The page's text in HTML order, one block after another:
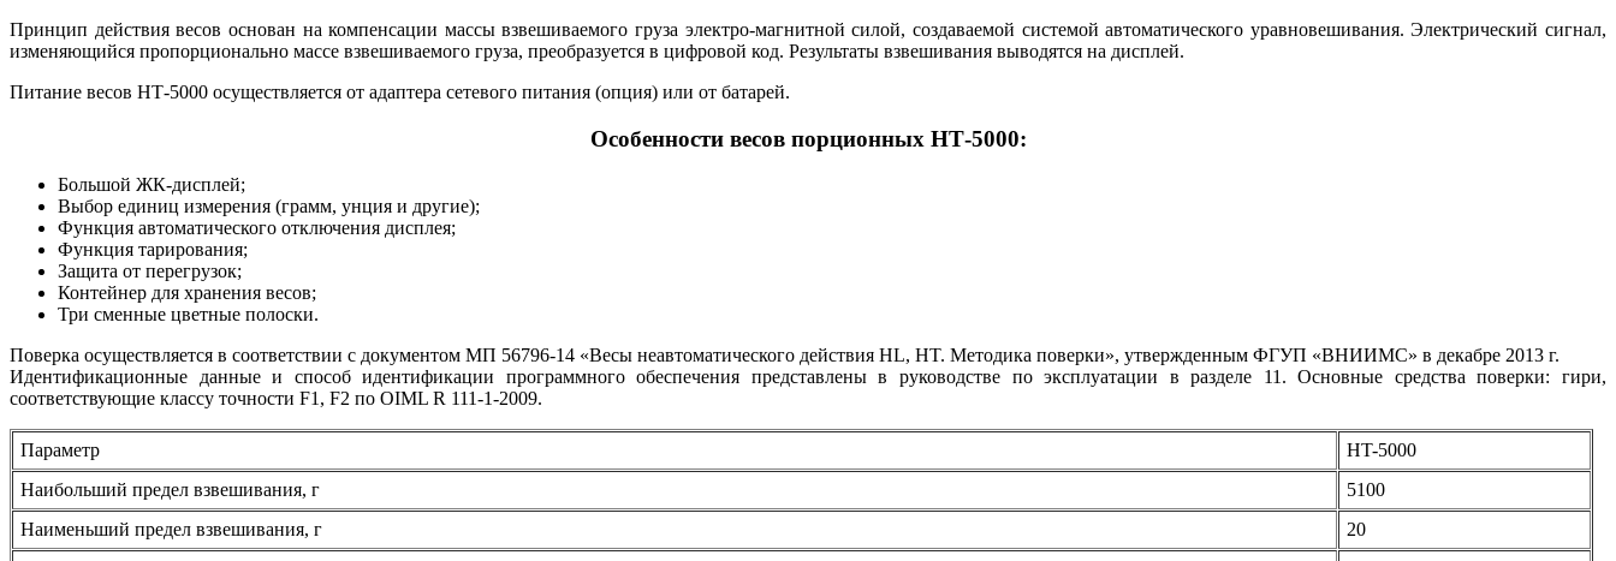
Принцип действия весов основан на компенсации массы взвешиваемого груза электро-магнитной силой, создаваемой системой автоматического уравновешивания. Электрический сигнал,
изменяющийся пропорционально массе взвешиваемого груза, преобразуется в цифровой код. Результаты взвешивания выводятся на дисплей.
Питание весов HТ-5000 осуществляется от адаптера сетевого питания (опция) или от батарей.
Особенности весов порционных HТ-5000:
Большой ЖК-дисплей;
Выбор единиц измерения (грамм, унция и другие);
Функция автоматического отключения дисплея;
Функция тарирования;
Защита от перегрузок;
Контейнер для хранения весов;
Три сменные цветные полоски.
Поверка осуществляется в соответствии с документом МП 56796-14 «Весы неавтоматического действия HL, HT. Методика поверки», утвержденным ФГУП «ВНИИМС» в декабре 2013 г.
Идентификационные данные и способ идентификации программного обеспечения представлены в руководстве по эксплуатации в разделе 11. Основные средства поверки: гири,
соответствующие классу точности F1, F2 по OIML R 111-1-2009.
Параметр
HT-5000
Наибольший предел взвешивания, г
5100
Наименьший предел взвешивания, г
20